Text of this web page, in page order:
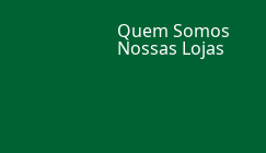
Quem Somos
Nossas Lojas